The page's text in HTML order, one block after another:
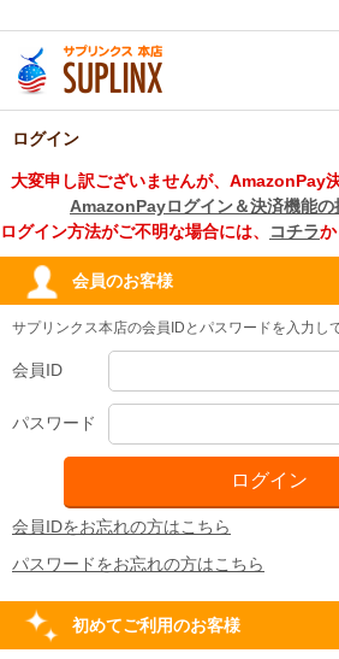
ログイン
大変申し訳ございませんが、AmazonPay
AmazonPayログイン＆決済機能の
ログイン方法がご不明な場合には、
コチラか
会員のお客様
サプリンクス本店の会員IDとパスワードを入力し
会員ID
パスワード
会員IDをお忘れの方はこちら
パスワードをお忘れの方はこちら
初めてご利用のお客様